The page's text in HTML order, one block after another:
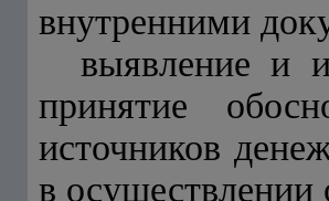
внутренними
выявление и
принятие
источников
в осуществлении